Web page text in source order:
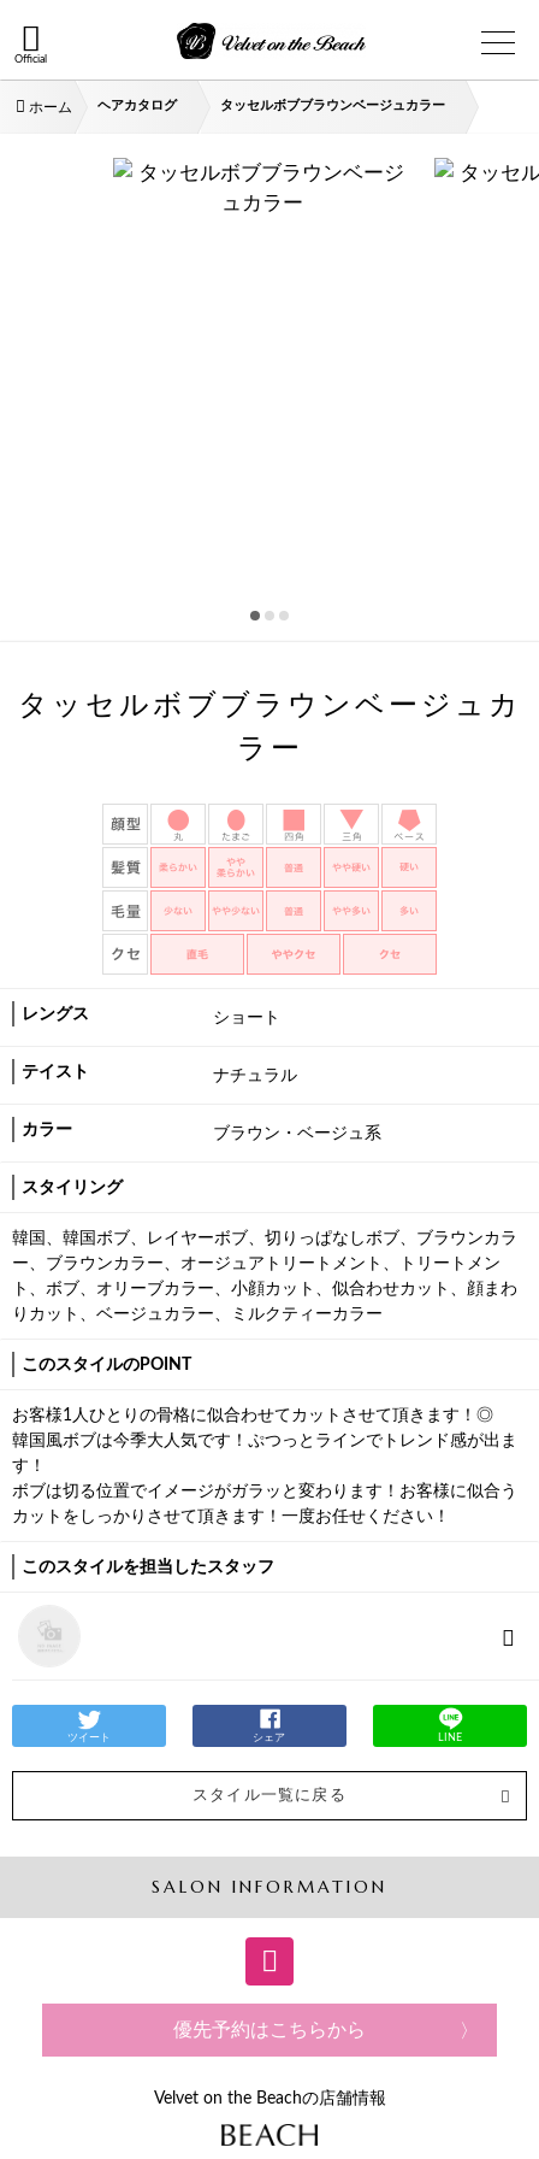
Official
ホーム ヘアカタログ タッセルボブブラウンベージュカラー
タッセルボブブラウンベージュカ
ラー
レングス ショート
テイスト ナチュラル
カラー ブラウン・ベージュ系
スタイリング
韓国、韓国ボブ、レイヤーボブ、切りっぱなしボブ、ブラウンカラ
ー、ブラウンカラー、オージュアトリートメント、トリートメン
ト、ボブ、オリーブカラー、小顔カット、似合わせカット、顔まわ
りカット、ベージュカラー、ミルクティーカラー
このスタイルのPOINT
お客様1人ひとりの骨格に似合わせてカットさせて頂きます！◎
韓国風ボブは今季大人気です！ぷつっとラインでトレンド感が出ま
す！
ボブは切る位置でイメージがガラッと変わります！お客様に似合う
カットをしっかりさせて頂きます！一度お任せください！
このスタイルを担当したスタッフ
ツイート シェア LINE
スタイル一覧に戻る
SALON INFORMATION
優先予約はこちらから
Velvet on the Beachの店舗情報